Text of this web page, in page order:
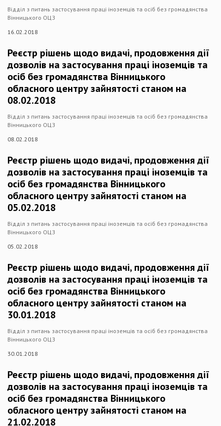
Відділ з питань застосування праці іноземців та осіб без громадянства
Вінницького ОЦЗ
16.02.2018
Реєстр рішень щодо видачі, продовження дії
дозволів на застосування праці іноземців та
осіб без громадянства Вінницького
обласного центру зайнятості станом на
08.02.2018
Відділ з питань застосування праці іноземців та осіб без громадянства
Вінницького ОЦЗ
08.02.2018
Реєстр рішень щодо видачі, продовження дії
дозволів на застосування праці іноземців та
осіб без громадянства Вінницького
обласного центру зайнятості станом на
05.02.2018
Відділ з питань застосування праці іноземців та осіб без громадянства
Вінницького ОЦЗ
05.02.2018
Реєстр рішень щодо видачі, продовження дії
дозволів на застосування праці іноземців та
осіб без громадянства Вінницького
обласного центру зайнятості станом на
30.01.2018
Відділ з питань застосування праці іноземців та осіб без громадянства
Вінницького ОЦЗ
30.01.2018
Реєстр рішень щодо видачі, продовження дії
дозволів на застосування праці іноземців та
осіб без громадянства Вінницького
обласного центру зайнятості станом на
21.02.2018